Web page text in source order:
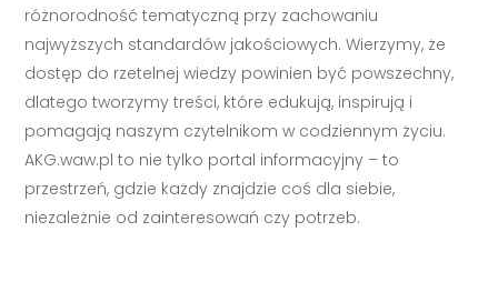
różnorodność tematyczną przy zachowaniu
najwyższych standardów jakościowych. Wierzymy, że
dostęp do rzetelnej wiedzy powinien być powszechny,
dlatego tworzymy treści, które edukują, inspirują i
pomagają naszym czytelnikom w codziennym życiu.
AKG.waw.pl to nie tylko portal informacyjny – to
przestrzeń, gdzie każdy znajdzie coś dla siebie,
niezależnie od zainteresowań czy potrzeb.